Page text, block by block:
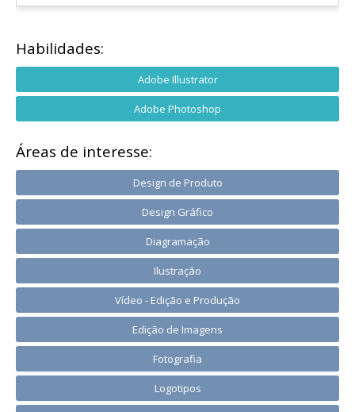
Habilidades:
Adobe Illustrator
Adobe Photoshop
Áreas de interesse:
Design de Produto
Design Gráfico
Diagramação
Ilustração
Vídeo - Edição e Produção
Edição de Imagens
Fotografia
Logotipos